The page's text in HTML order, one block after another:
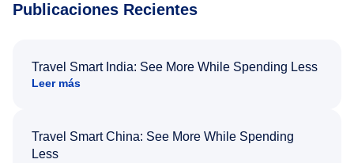
Publicaciones Recientes
Travel Smart India: See More While Spending Less
Leer más
Travel Smart China: See More While Spending
Less